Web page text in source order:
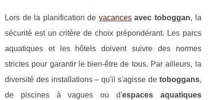
Lors de la planification de vacancesavec toboggan, la
sécurité est un critère de choix prépondérant. Les parcs
aquatiques et les hôtels doivent suivre des normes
strictes pour garantir le bien-être de tous. Par ailleurs, la
diversité des installations – qu'il s'agisse de toboggans,
de piscines à vagues ou d'espaces aquatiques